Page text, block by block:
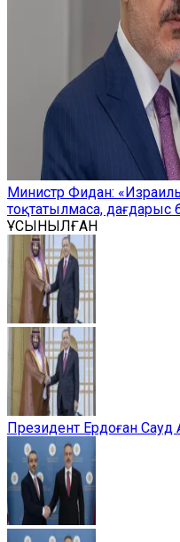
Министр Фидан:
тоқтатылмаса, дағдарыс
ҰСЫНЫЛҒАН
Президент Ердоған Сауд